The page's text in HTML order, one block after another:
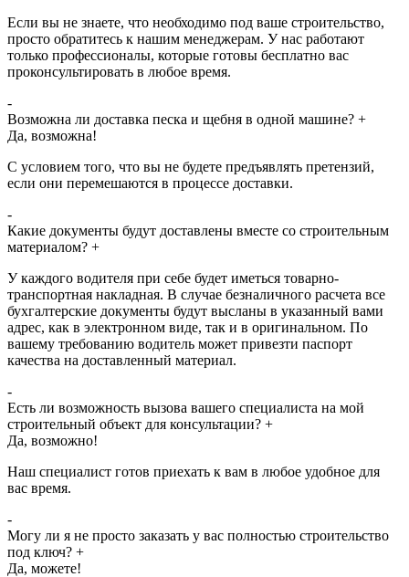
Если вы не знаете, что необходимо под ваше строительство,
просто обратитесь к нашим менеджерам. У нас работают
только профессионалы, которые готовы бесплатно вас
проконсультировать в любое время.
-
Возможна ли доставка песка и щебня в одной машине? +
Да, возможна!
С условием того, что вы не будете предъявлять претензий,
если они перемешаются в процессе доставки.
-
Какие документы будут доставлены вместе со строительным
материалом? +
У каждого водителя при себе будет иметься товарно-
транспортная накладная. В случае безналичного расчета все
бухгалтерские документы будут высланы в указанный вами
адрес, как в электронном виде, так и в оригинальном. По
вашему требованию водитель может привезти паспорт
качества на доставленный материал.
-
Есть ли возможность вызова вашего специалиста на мой
строительный объект для консультации? +
Да, возможно!
Наш специалист готов приехать к вам в любое удобное для
вас время.
-
Могу ли я не просто заказать у вас полностью строительство
под ключ? +
Да, можете!